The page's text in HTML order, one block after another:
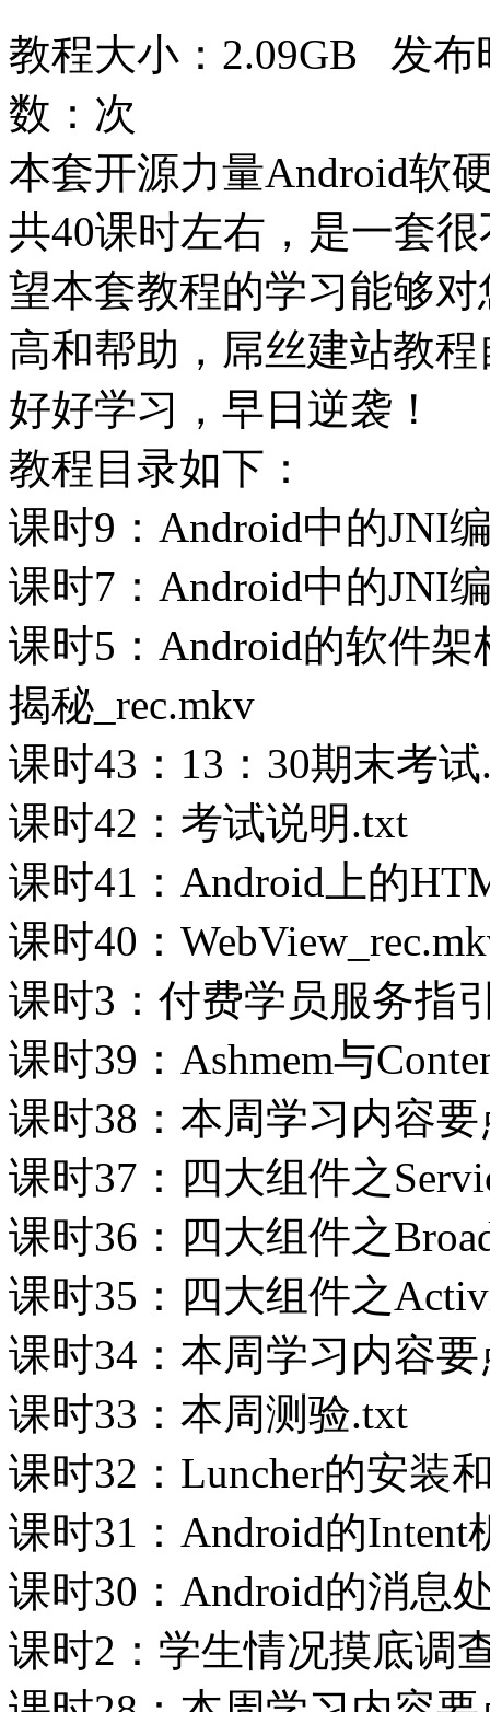
教程大小：2.09GB 发
数： 次
本套开源力量Android软
共40课时左右，是一套
望本套教程的学习能够
高和帮助，屌丝建站教
好好学习，早日逆袭！
教程目录如下：
课时9：Android中的JNI
课时7：Android中的JNI
课时5：Android的软件
揭秘_rec.mkv
课时43：13：30期末考
课时42：考试说明.txt
课时41：Android上的
课时40：
课时3：付费学员服务指
课时39：Ashmem与
课时38：本周学习内容
课时37：四大组件之
课时36：四大组件之
课时35：四大组件之
课时34：本周学习内容
课时33：本周测验.txt
课时32：Luncher的安装
课时31：Android的Intent
课时30：Android的消息
课时2：学生情况摸底调